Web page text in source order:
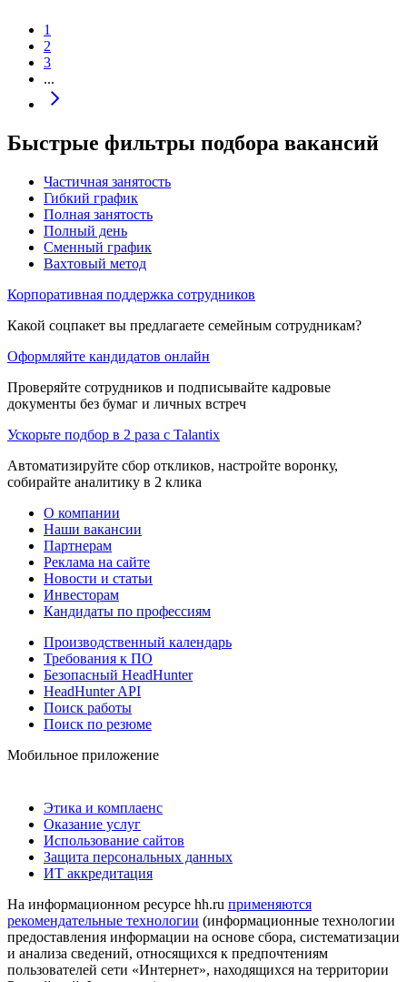
1
2
3
...
Быстрые фильтры подбора вакансий
Частичная занятость
Гибкий график
Полная занятость
Полный день
Сменный график
Вахтовый метод
Корпоративная поддержка сотрудников
Какой соцпакет вы предлагаете семейным сотрудникам?
Оформляйте кандидатов онлайн
Проверяйте сотрудников и подписывайте кадровые
документы без бумаг и личных встреч
Ускорьте подбор в 2 раза с Talantix
Автоматизируйте сбор откликов, настройте воронку,
собирайте аналитику в 2 клика
О компании
Наши вакансии
Партнерам
Реклама на сайте
Новости и статьи
Инвесторам
Кандидаты по профессиям
Производственный календарь
Требования к ПО
Безопасный HeadHunter
HeadHunter API
Поиск работы
Поиск по резюме
Мобильное приложение
Этика и комплаенс
Оказание услуг
Использование сайтов
Защита персональных данных
ИТ аккредитация
На информационном ресурсе hh.ru применяются
рекомендательные технологии (информационные технологии
предоставления информации на основе сбора, систематизации
и анализа сведений, относящихся к предпочтениям
пользователей сети «Интернет», находящихся на территории